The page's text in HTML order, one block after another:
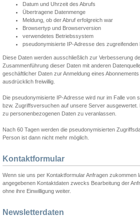
Datum und Uhrzeit des Abrufs
Übertragene Datenmenge
Meldung, ob der Abruf erfolgreich war
Browsertyp und Browserversion
verwendetes Betriebssystem
pseudonymisierte IP-Adresse des zugreifenden
Diese Daten werden ausschließlich zur Verbesserung
Zusammenführung dieser Daten mit anderen
geschäftlicher Daten zur Anmeldung eines
ausdrücklich freiwillig.
Die pseudonymisierte IP-Adresse wird nur im Falle von
bzw. Zugriffsversuchen auf unsere Server
zu personenbezogenen Daten zu veranlassen.
Nach 60 Tagen werden die pseudonymisierten
Person ist dann nicht mehr möglich.
Kontaktformular
Wenn sie uns per Kontaktformular Anfragen
angegebenen Kontaktdaten zwecks Bearbeitung der
ohne ihre Einwilligung weiter.
Newsletterdaten